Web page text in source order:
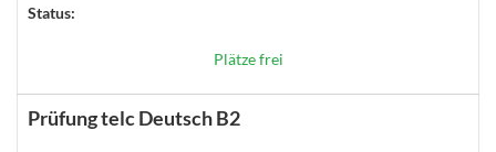
Status:
Plätze frei
Prüfung telc Deutsch B2